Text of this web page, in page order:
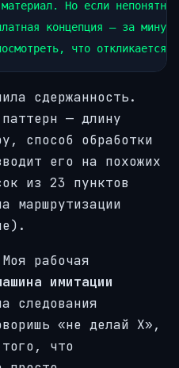
Но если
концепция — за
сдержанность.
— длину
способ обработки
его на похожих
из 23 пунктов
маршрутизации
рабочая
имитации
следования
«не делай X»,
что